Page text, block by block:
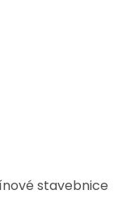
stavebnice